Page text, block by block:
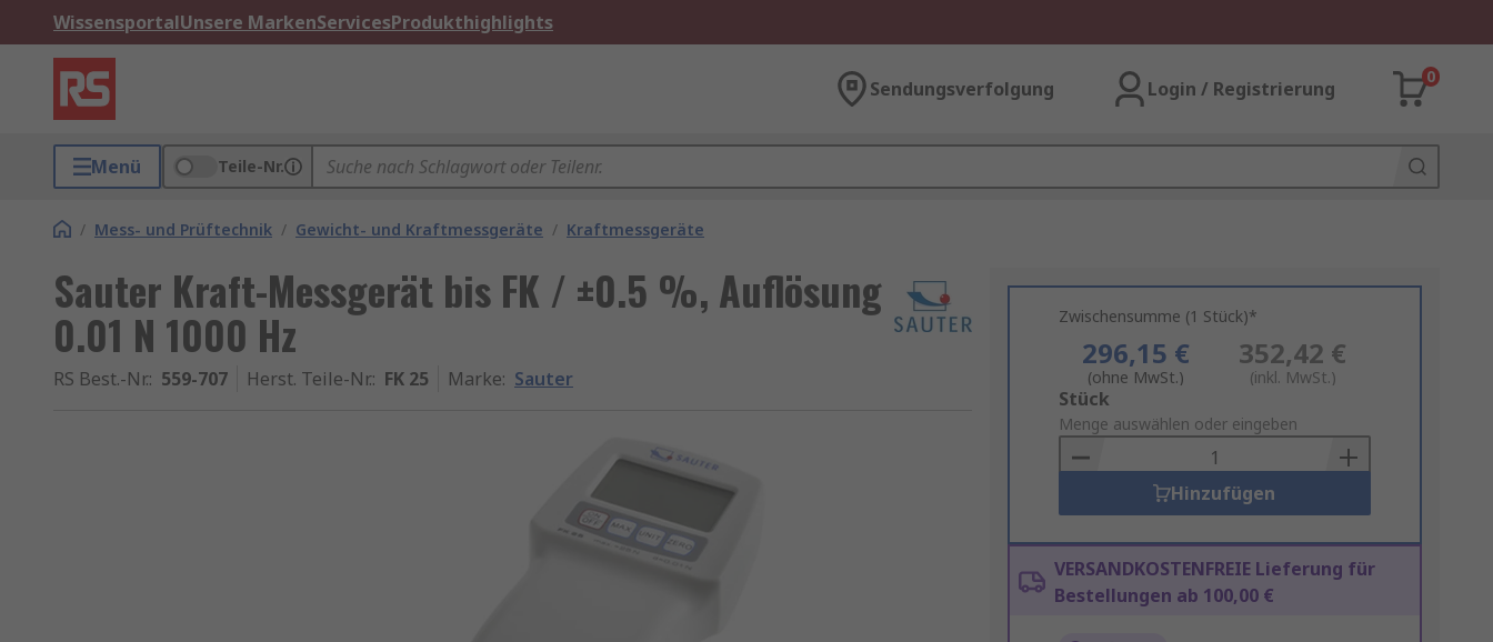
WissensportalUnsere MarkenServicesProdukthighlights
Sendungsverfolgung Login / Registrierung
0
Menü Teile-Nr.
/ Mess- und Prüftechnik / Gewicht- und Kraftmessgeräte / Kraftmessgeräte
Sauter Kraft-Messgerät bis FK / ±0.5 %, Auflösung
0.01 N 1000 Hz
RS Best.-Nr.: 559-707 Herst. Teile-Nr.: FK 25 Marke: Sauter
Zwischensumme (1 Stück)*
296,15 €
(ohne MwSt.)
352,42 €
(inkl. MwSt.)
Add
to
Basket
Stück
Menge auswählen oder eingeben
Hinzufügen
VERSANDKOSTENFREIE Lieferung für
Bestellungen ab 100,00 €